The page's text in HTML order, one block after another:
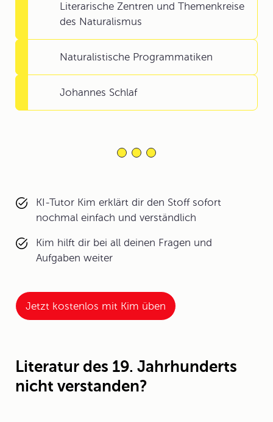
Literarische Zentren und Themenkreise
des Naturalismus
Naturalistische Programmatiken
Johannes Schlaf
KI-Tutor Kim erklärt dir den Stoff sofort
nochmal einfach und verständlich
Kim hilft dir bei all deinen Fragen und
Aufgaben weiter
Jetzt kostenlos mit Kim üben
Literatur des 19. Jahrhunderts
nicht verstanden?